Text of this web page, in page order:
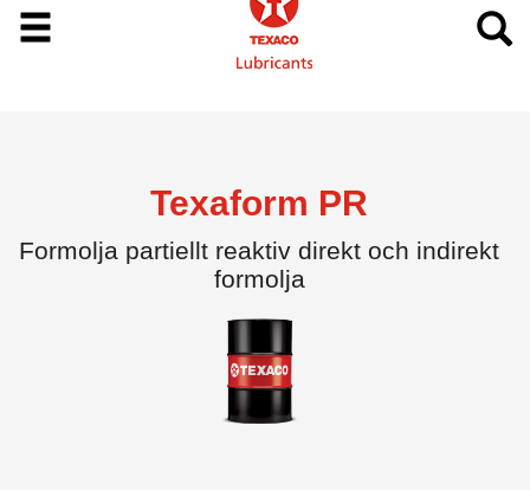
Texaform PR
Formolja partiellt reaktiv direkt och indirekt
formolja